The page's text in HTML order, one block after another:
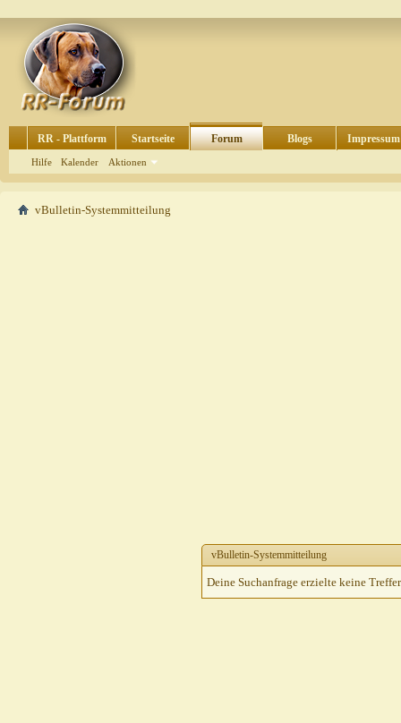
RR - Plattform Startseite Forum
Hilfe Kalender Aktionen
Blogs Impressum
vBulletin-Systemmitteilung
vBulletin-Systemmitteilung
Deine Suchanfrage erzielte keine